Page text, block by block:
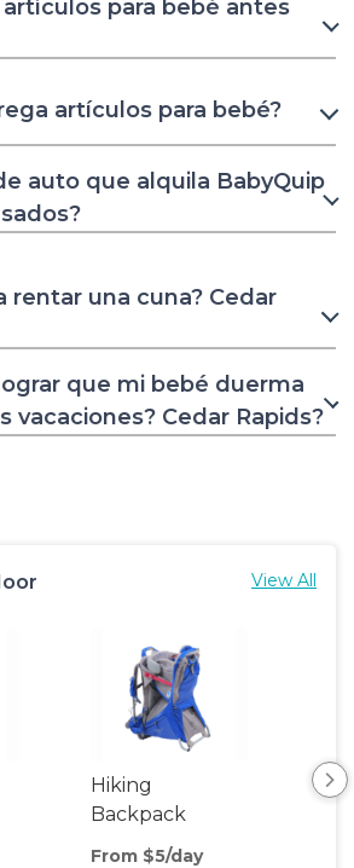
artículos para bebé antes
artículos para bebé?
auto que alquila BabyQuip
rentar una cuna? Cedar
que mi bebé duerma
vacaciones? Cedar Rapids?
View All
Hiking
Backpack
Carrier
From $5/day